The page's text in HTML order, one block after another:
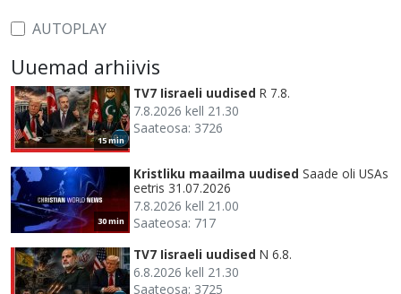
AUTOPLAY
Uuemad arhiivis
15 min
TV7 Iisraeli uudised R 7.8.
7.8.2026 kell 21.30
Saateosa: 3726
30 min
Kristliku maailma uudised Saade oli USAs
eetris 31.07.2026
7.8.2026 kell 21.00
Saateosa: 717
TV7 Iisraeli uudised N 6.8.
6.8.2026 kell 21.30
Saateosa: 3725